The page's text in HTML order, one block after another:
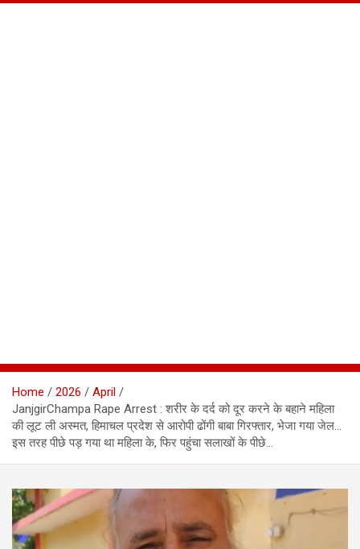
Home 2026
April
JanjgirChampa Rape Arrest : शरीर के दर्द को दूर करने के बहाने महिला
की लूट ली अस्मत, हिमाचल प्रदेश से आरोपी ढोंगी बाबा गिरफ्तार, भेजा गया जेल…
इस तरह पीछे पड़ गया था महिला के, फिर पहुंचा सलाखों के पीछे…